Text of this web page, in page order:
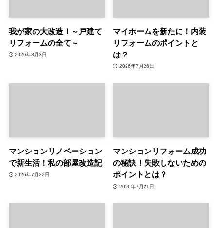
我が家の大改造！～戸建て
リフォームの全て～
2026年8月3日
マイホームを新たに！内装
リフォームのポイントと
は？
2026年7月26日
マンションリノベーション
で新生活！私の部屋改造記
2026年7月22日
マンションリフォーム成功
の秘訣！失敗しないための
ポイントとは？
2026年7月21日